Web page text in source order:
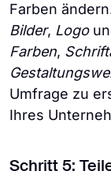
Farben
Bilder, Logo
Farben,
Umfrage zu
Ihres
Schritt 5: